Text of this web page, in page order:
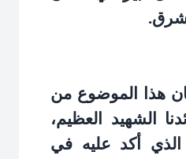
.
هذا الموضوع من
الشهيد العظيم،
الذي أكد عليه في